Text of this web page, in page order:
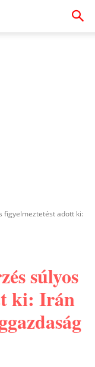
figyelmeztetést adott ki:
súlyos
ki: Irán